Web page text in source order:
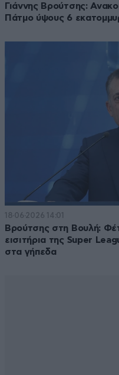
Γιάννης Βρούτσης:
Πάτμο ύψους 6
18·06·2026 14:01
Βρούτσης στη Βουλή:
εισιτήρια της Super
στα γήπεδα